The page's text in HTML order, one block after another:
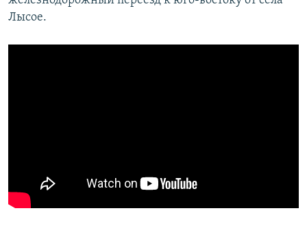
Лысое.